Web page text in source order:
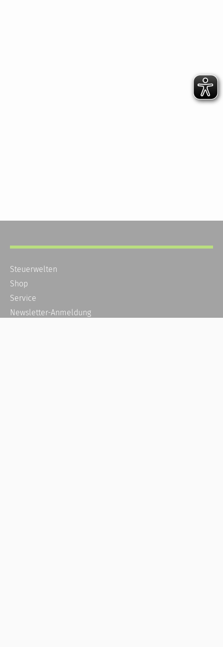
Steuerwelten
Shop
Service
Newsletter-Anmeldung